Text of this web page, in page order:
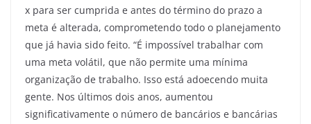
x para ser cumprida e antes do término do prazo a
meta é alterada, comprometendo todo o planejamento
que já havia sido feito. “É impossível trabalhar com
uma meta volátil, que não permite uma mínima
organização de trabalho. Isso está adoecendo muita
gente. Nos últimos dois anos, aumentou
significativamente o número de bancários e bancárias